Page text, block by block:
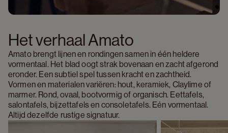
Het verhaal Amato
Amato brengt lijnen en rondingen samen in één heldere
vormentaal. Het blad oogt strak bovenaan en zacht afgerond
eronder. Een subtiel spel tussen kracht en zachtheid.
Vormen en materialen variëren: hout, keramiek, Claylime of
marmer. Rond, ovaal, bootvormig of organisch. Eettafels,
salontafels, bijzettafels en consoletafels. Eén vormentaal.
Altijd dezelfde rustige signatuur.